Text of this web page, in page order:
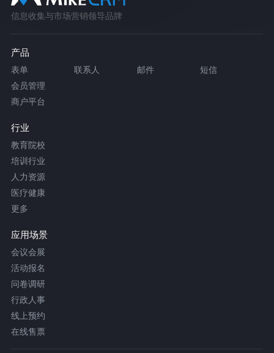
信息收集与市场营销领导品牌
产品
表单 联系人 邮件
短信
会员管理
商户平台
行业
教育院校
培训行业
人力资源
医疗健康
更多
应用场景
会议会展
活动报名
问卷调研
行政人事
线上预约
在线售票